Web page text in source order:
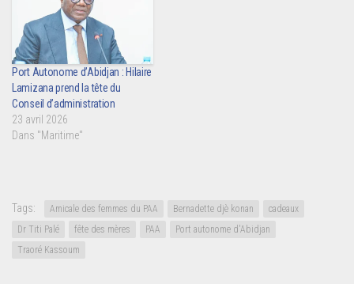
Port Autonome d’Abidjan : Hilaire
Lamizana prend la tête du
Conseil d’administration
23 avril 2026
Dans "Maritime"
Tags: Amicale des femmes du PAA Bernadette djè konan
cadeaux
Dr Titi Palé
fête des mères PAA
Port autonome d'Abidjan
Traoré Kassoum